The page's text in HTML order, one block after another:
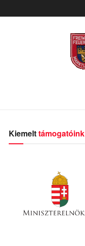
Kiemelttámogatóink